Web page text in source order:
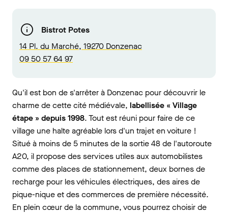
Bistrot Potes
14 Pl. du Marché, 19270 Donzenac
09 50 57 64 97
Qu'il est bon de s'arrêter à Donzenac pour découvrir le
charme de cette cité médiévale, labellisée « Village
étape » depuis 1998. Tout est réuni pour faire de ce
village une halte agréable lors d'un trajet en voiture !
Situé à moins de 5 minutes de la sortie 48 de l'autoroute
A20, il propose des services utiles aux automobilistes
comme des places de stationnement, deux bornes de
recharge pour les véhicules électriques, des aires de
pique-nique et des commerces de première nécessité.
En plein cœur de la commune, vous pourrez choisir de